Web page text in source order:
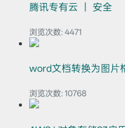
腾讯专有云 ｜ 安全
浏览次数: 4471
word文档转换为图片
浏览次数: 10768